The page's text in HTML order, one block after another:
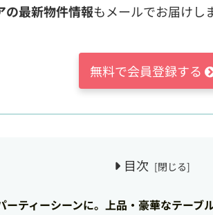
の最新物件情報もメールでお届けし
無料で会員登録する
目次
ーティーシーンに。上品・豪華なテーブ